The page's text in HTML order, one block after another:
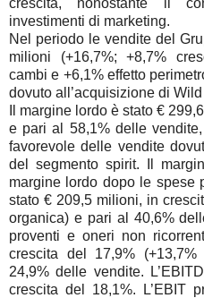
investimenti di marketing.
Nel periodo le vendite del
milioni (+16,7%; +8,7%
cambi e +6,1% effetto
dovuto all’acquisizione di Wild
Il margine lordo è stato €
e pari al 58,1% delle
favorevole delle vendite
del segmento spirit. Il
margine lordo dopo le spese
stato € 209,5 milioni, in
organica) e pari al 40,6%
proventi e oneri non
crescita del 17,9%
24,9% delle vendite.
crescita del 18,1%. L’EBIT